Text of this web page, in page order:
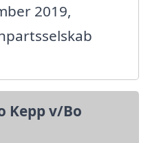
2019,
Kepp v/Bo